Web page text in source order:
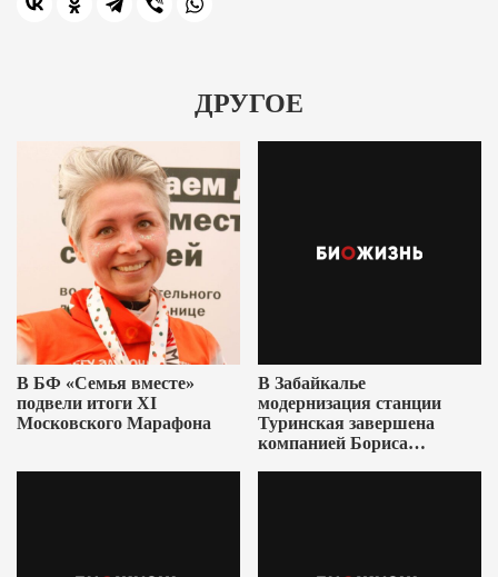
ДРУГОЕ
В БФ «Семья вместе»
подвели итоги XI
Московского Марафона
В Забайкалье
модернизация станции
Туринская завершена
компанией Бориса